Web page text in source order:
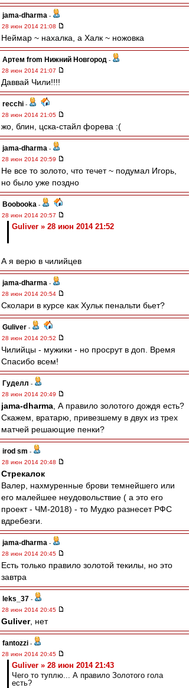
jama-dharma -
28 июн 2014 21:08
Неймар ~ нахалка, а Халк ~ ножовка
Артем from Нижний Новгород -
28 июн 2014 21:07
Даввай Чили!!!!
recchi -
28 июн 2014 21:05
жо, блин, цска-стайл форева :(
jama-dharma -
28 июн 2014 20:59
Не все то золото, что течет ~ подумал Игорь,
но было уже поздно
Boobooka -
28 июн 2014 20:57
Guliver » 28 июн 2014 21:52
А я верю в чилийцев
jama-dharma -
28 июн 2014 20:54
Сколари в курсе как Хульк пенальти бьет?
Guliver -
28 июн 2014 20:52
Чилийцы - мужики - но просрут в доп. Время
Спасибо всем!
Гуделл -
28 июн 2014 20:49
jama-dharma , А правило золотого дождя есть?
Скажем, вратарю, привезшему в двух из трех
матчей решающие пенки?
irod sm -
28 июн 2014 20:48
Стрекалок
Валер, нахмуренные брови темнейшего или
его малейшее неудовольствие ( а это его
проект - ЧМ-2018) - то Мудко разнесет РФС
вдребезги.
jama-dharma -
28 июн 2014 20:45
Есть только правило золотой текилы, но это
завтра
leks_37 -
28 июн 2014 20:45
Guliver, нет
fantozzi -
28 июн 2014 20:45
Guliver » 28 июн 2014 21:43
Чего то туплю... А правило Золотого гола
есть?